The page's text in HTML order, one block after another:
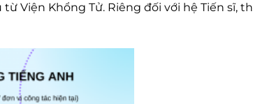
Viện Khổng Tử. Riêng đối với hệ Tiến sĩ,